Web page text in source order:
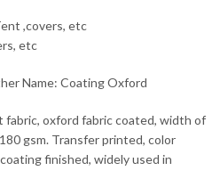
,covers, etc
etc
Name: Coating Oxford
oxford fabric coated, width of
gsm. Transfer printed, color
finished, widely used in